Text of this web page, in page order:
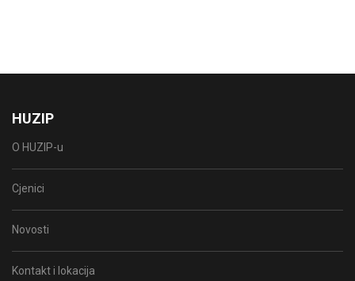
HUZIP
O HUZIP-u
Cjenici
Novosti
Kontakt i lokacija